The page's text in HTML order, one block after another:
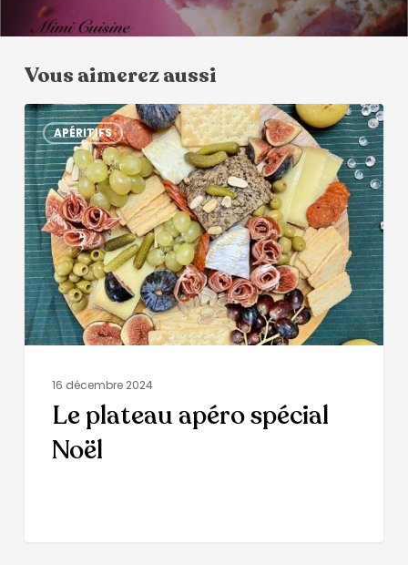
Vous aimerez aussi
APÉRITIFS
16 décembre 2024
Le plateau apéro spécial
Noël